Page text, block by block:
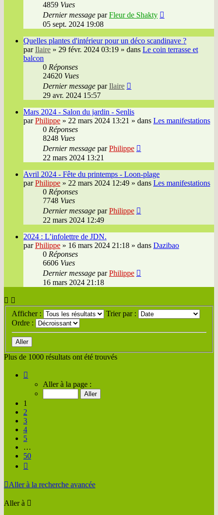
4859 Vues
Dernier message parFleur de Shakty
05 sept. 2024 19:08
Quelles plantes d'intérieur pour un déco scandinave ?
parIlaire » 29 févr. 2024 03:19 » dans Le coin terrasse et
balcon
0 Réponses
24620 Vues
Dernier message parIlaire
29 avr. 2024 15:57
Mars 2024 - Salon du jardin - Senlis
parPhilippe » 22 mars 2024 13:21 » dans Les manifestations
0 Réponses
8248 Vues
Dernier message parPhilippe
22 mars 2024 13:21
Avril 2024 - Fête du printemps - Loon-plage
parPhilippe » 22 mars 2024 12:49 » dans Les manifestations
0 Réponses
7748 Vues
Dernier message parPhilippe
22 mars 2024 12:49
2024 : L’infolettre de JDN.
parPhilippe » 16 mars 2024 21:18 » dans Dazibao
0 Réponses
6606 Vues
Dernier message parPhilippe
16 mars 2024 21:18
Afficher :
Trier par :
Ordre :
Plus de 1000 résultats ont été trouvés
sur
Aller à la page :
1
2
3
4
5
…
50
Aller à la recherche avancée
Aller à